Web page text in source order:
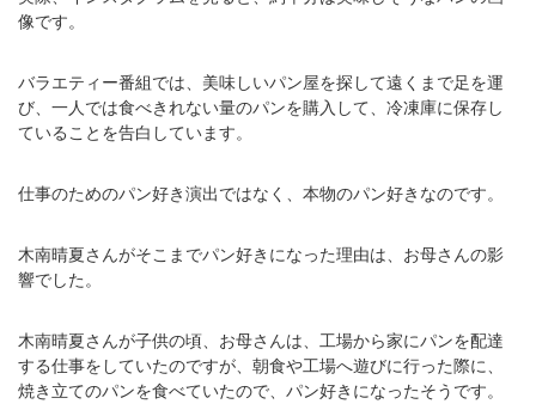
像です。
バラエティー番組では、美味しいパン屋を探して遠くまで足を運
び、一人では食べきれない量のパンを購入して、冷凍庫に保存し
ていることを告白しています。
仕事のためのパン好き演出ではなく、本物のパン好きなのです。
木南晴夏さんがそこまでパン好きになった理由は、お母さんの影
響でした。
木南晴夏さんが子供の頃、お母さんは、工場から家にパンを配達
する仕事をしていたのですが、朝食や工場へ遊びに行った際に、
焼き立てのパンを食べていたので、パン好きになったそうです。